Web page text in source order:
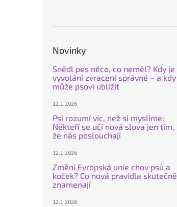
Novinky
Snědl pes něco, co neměl? Kdy je
vyvolání zvracení správné – a kdy
může psovi ublížit
12.1.2026
Psi rozumí víc, než si myslíme:
Někteří se učí nová slova jen tím,
že nás poslouchají
12.1.2026
Změní Evropská unie chov psů a
koček? Co nová pravidla skutečně
znamenají
12.1.2026